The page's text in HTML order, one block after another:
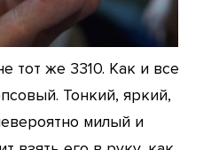
тот же 3310. Как и все
Тонкий, яркий,
милый и